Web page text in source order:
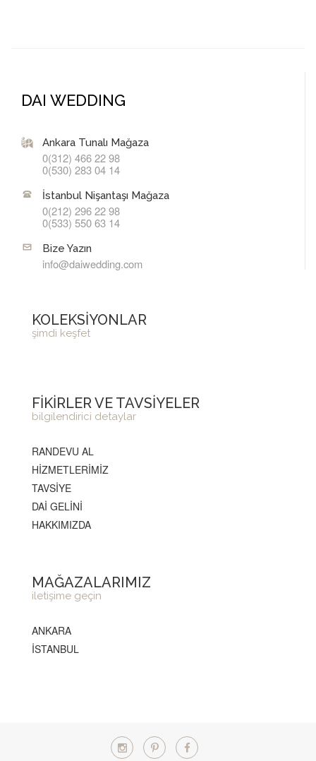
DAI WEDDING
Ankara Tunalı Mağaza
0(312) 466 22 98
0(530) 283 04 14
İstanbul Nişantaşı Mağaza
0(212) 296 22 98
0(533) 550 63 14
Bize Yazın
info@daiwedding.com
KOLEKSİYONLAR
şimdi keşfet
FİKİRLER VE TAVSİYELER
bilgilendirici detaylar
RANDEVU AL
HİZMETLERİMİZ
TAVSİYE
DAİ GELİNİ
HAKKIMIZDA
MAĞAZALARIMIZ
iletişime geçin
ANKARA
İSTANBUL